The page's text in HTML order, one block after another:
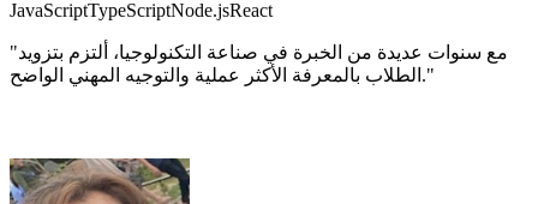
JavaScriptTypeScriptNode.jsReact
"مع سنوات عديدة من الخبرة في صناعة التكنولوجيا، ألتزم بتزويد
الطلاب بالمعرفة الأكثر عملية والتوجيه المهني الواضح."